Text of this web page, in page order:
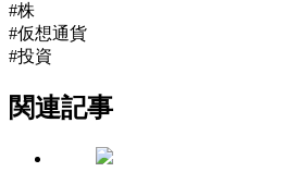
#株
#仮想通貨
#投資
関連記事